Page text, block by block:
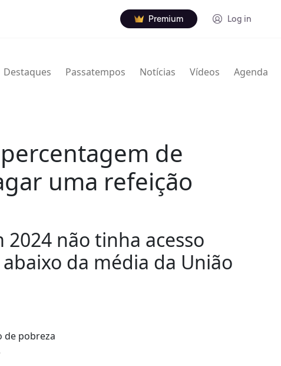
Premium Log in
Destaques Passatempos Notícias Vídeos Agenda
de
uma refeição
não tinha acesso
da média da União
de pobreza